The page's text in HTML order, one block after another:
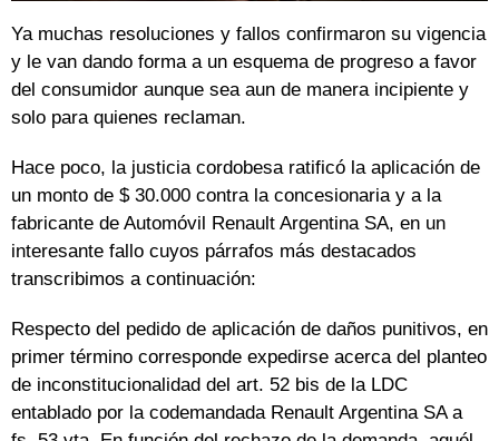
Ya muchas resoluciones y fallos confirmaron su vigencia
y le van dando forma a un esquema de progreso a favor
del consumidor aunque sea aun de manera incipiente y
solo para quienes reclaman.
Hace poco, la justicia cordobesa ratificó la aplicación de
un monto de $ 30.000 contra la concesionaria y a la
fabricante de Automóvil Renault Argentina SA, en un
interesante fallo cuyos párrafos más destacados
transcribimos a continuación:
Respecto del pedido de aplicación de daños punitivos, en
primer término corresponde expedirse acerca del planteo
de inconstitucionalidad del art. 52 bis de la LDC
entablado por la codemandada Renault Argentina SA a